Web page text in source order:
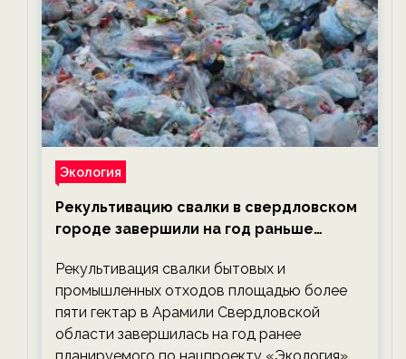
Экология
Рекультивацию свалки в свердловском
городе завершили на год раньше
экологии на ECOportal
Рекультивация свалки бытовых и
промышленных отходов площадью более
пяти гектар в Арамили Свердловской
области завершилась на год ранее
планируемого по нацпроекту «Экология».